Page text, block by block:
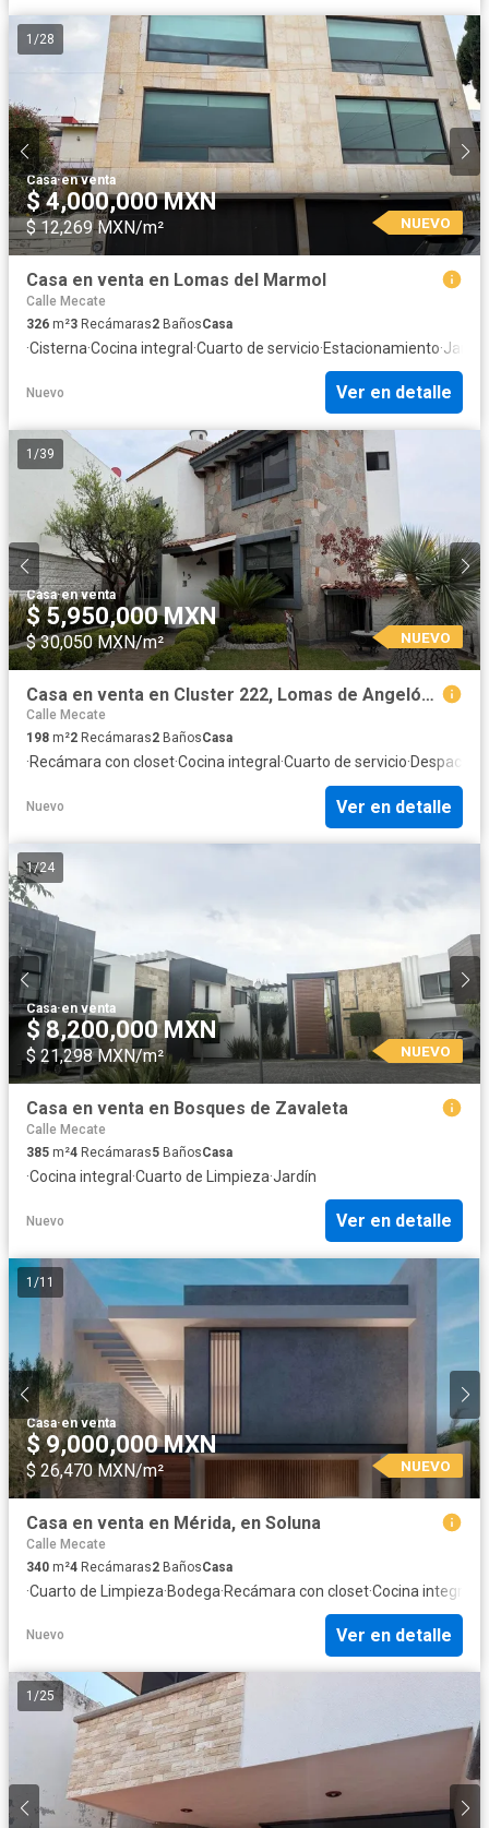
1 /28
Casa·en venta
$ 4,000,000 MXN
$ 12,269 MXN/m² NUEVO
Casa en venta en Lomas del Marmol
Calle Mecate
326 m²3 Recámaras2 BañosCasa
·Cisterna·Cocina integral ·Cuarto de servicio·Estacionamiento·Jardín
Nuevo Ver en detalle
1 /39
Casa·en venta
$ 5,950,000 MXN
$ 30,050 MXN/m² NUEVO
Casa en venta en Cluster 222, Lomas de Angelópolis
Calle Mecate
198 m²2 Recámaras2 BañosCasa
·Recámara con closet·Cocina integral ·Cuarto de servicio·Despacho
Nuevo Ver en detalle
1/24
Casa·en venta
$ 8,200,000 MXN
$ 21,298 MXN/m² NUEVO
Casa en venta en Bosques de Zavaleta
Calle Mecate
385 m²4 Recámaras5 BañosCasa
·Cocina integral ·Cuarto de Limpieza·Jardín
Nuevo Ver en detalle
1 /11
Casa·en venta
$ 9,000,000 MXN
$ 26,470 MXN/m² NUEVO
Casa en venta en Mérida, en Soluna
Calle Mecate
340 m²4 Recámaras2 BañosCasa
·Cuarto de Limpieza·Bodega·Recámara con closet·Cocina integral
Nuevo Ver en detalle
1 /25